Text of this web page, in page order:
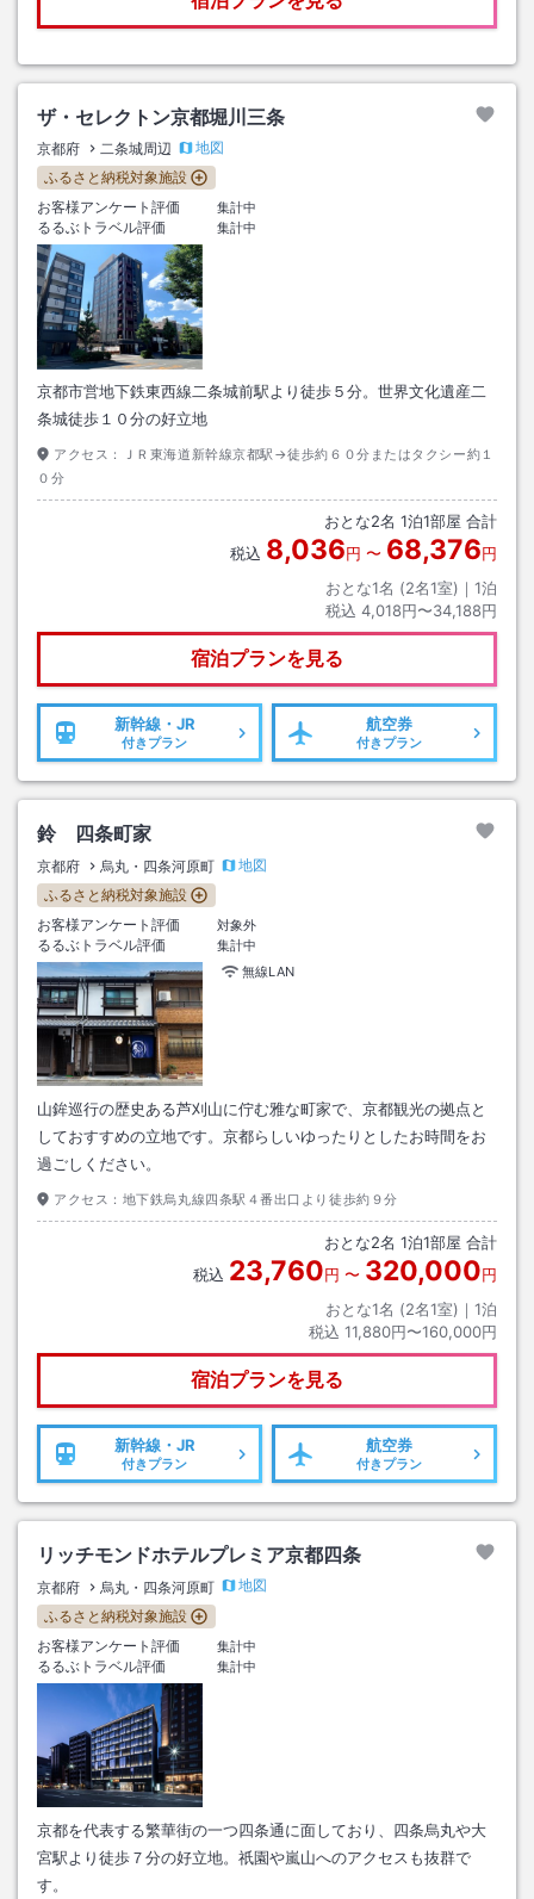
ザ・セレクトン京都堀川三条
京都府 二条城周辺
地図
ふるさと納税対象施設
お客様アンケート評価
集計中
るるぶトラベル評価 集計中
京都市営地下鉄東西線二条城前駅より徒歩５分。世界文化遺産二
条城徒歩１０分の好立地
アクセス：
ＪＲ東海道新幹線京都駅→徒歩約６０分またはタクシー約１
０分
おとな2名 1泊1部屋 合計
税込 8,036円 〜 68,376円
おとな1名 (2名1室)｜ 1泊
税込 4,018円〜34,188円
宿泊プランを見る
新幹線・JR
付きプラン
航空券
付きプラン
鈴 四条町家
京都府 烏丸・四条河原町
地図
ふるさと納税対象施設
お客様アンケート評価
対象外
るるぶトラベル評価
集計中
無線LAN
山鉾巡行の歴史ある芦刈山に佇む雅な町家で、京都観光の拠点と
しておすすめの立地です。京都らしいゆったりとしたお時間をお
過ごしください。
アクセス： 地下鉄烏丸線四条駅４番出口より徒歩約９分
おとな2名 1泊1部屋 合計
税込 23,760円 〜 320,000円
おとな1名 (2名1室)｜ 1泊
税込 11,880円〜160,000円
宿泊プランを見る
新幹線・JR
付きプラン
航空券
付きプラン
リッチモンドホテルプレミア京都四条
京都府 烏丸・四条河原町
地図
ふるさと納税対象施設
お客様アンケート評価
集計中
るるぶトラベル評価 集計中
京都を代表する繁華街の一つ四条通に面しており、四条烏丸や大
宮駅より徒歩７分の好立地。祇園や嵐山へのアクセスも抜群で
す。